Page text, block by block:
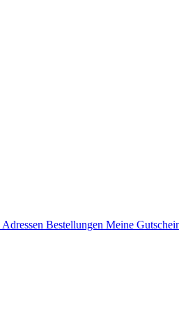
Adressen Bestellungen Meine